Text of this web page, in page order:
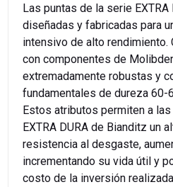
Las puntas de la serie
diseñadas y fabricadas para
intensivo de alto rendimiento.
con componentes de
extremadamente robustas y
fundamentales de dureza 60-
Estos atributos permiten a
EXTRA DURA de Bianditz un
resistencia al desgaste,
incrementando su vida útil y
costo de la inversión